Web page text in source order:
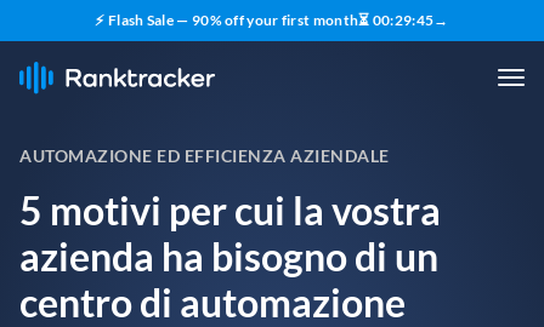
⚡ Flash Sale — 90% off your first month⏳ 00:29:45→
AUTOMAZIONE ED EFFICIENZA AZIENDALE
5 motivi per cui la vostra
azienda ha bisogno di un
centro di automazione